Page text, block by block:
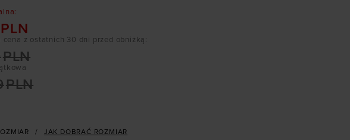
:
PLN
PLN
PLN
cena z ostatnich 30 dni przed obniżką:
JAK DOBRAĆ ROZMIAR